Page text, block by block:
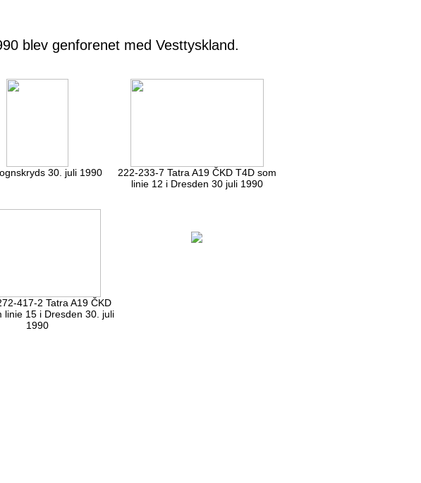
blev genforenet med Vesttyskland.
30. juli 1990
222-233-7 Tatra A19 ČKD T4D som
linie 12 i Dresden 30 juli 1990
417-2 Tatra A19 ČKD
linie 15 i Dresden 30. juli
1990